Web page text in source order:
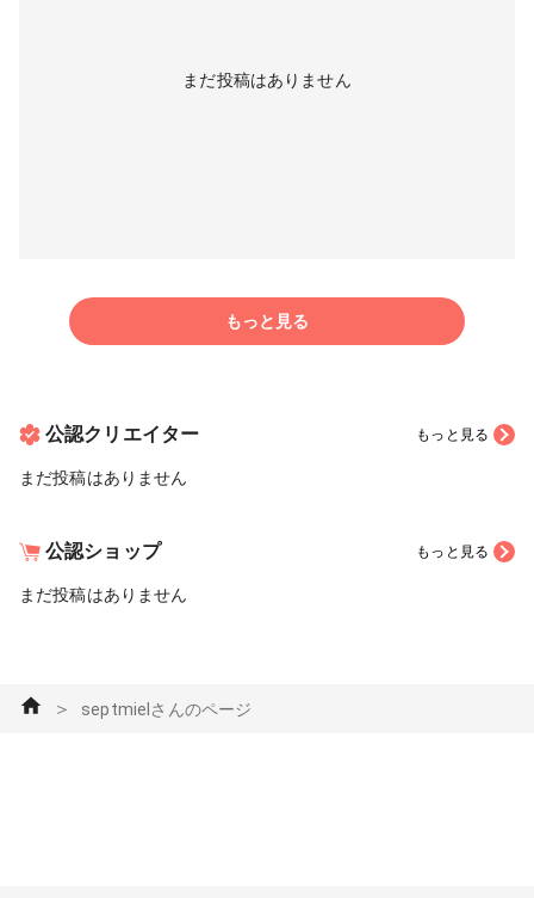
まだ投稿はありません
もっと見る
公認クリエイター もっと見る
まだ投稿はありません
公認ショップ もっと見る
まだ投稿はありません
＞ septmielさんのページ